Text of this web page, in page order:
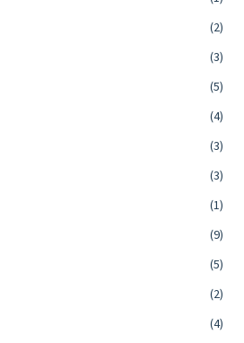
(2)
(3)
(5)
(4)
(3)
(3)
(1)
(9)
(5)
(2)
(4)